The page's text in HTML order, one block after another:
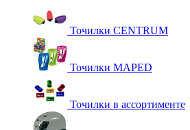
Точилки CENTRUM
Точилки MAPED
Точилки в ассортименте